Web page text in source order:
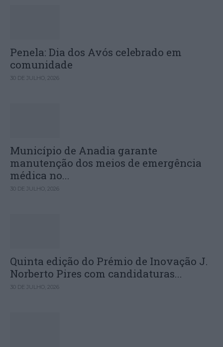
Penela: Dia dos Avós celebrado em
comunidade
30 DE JULHO, 2026
Município de Anadia garante
manutenção dos meios de emergência
médica no...
30 DE JULHO, 2026
Quinta edição do Prémio de Inovação J.
Norberto Pires com candidaturas...
30 DE JULHO, 2026